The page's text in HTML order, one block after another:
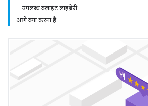
उपलब्ध क्लाइंट लाइब्रेरी
आगे क्या करना है